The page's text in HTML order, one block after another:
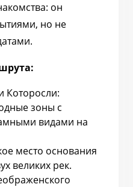
он
но не
Которосли:
зоны с
видами на
место основания
великих рек.